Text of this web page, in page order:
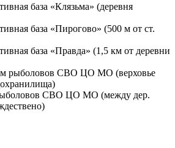
база «Клязьма» (деревня
база «Пирогово» (500 м от ст.
база «Правда» (1,5 км от деревни
рыболовов СВО ЦО МО (верховье
СВО ЦО МО (между дер.